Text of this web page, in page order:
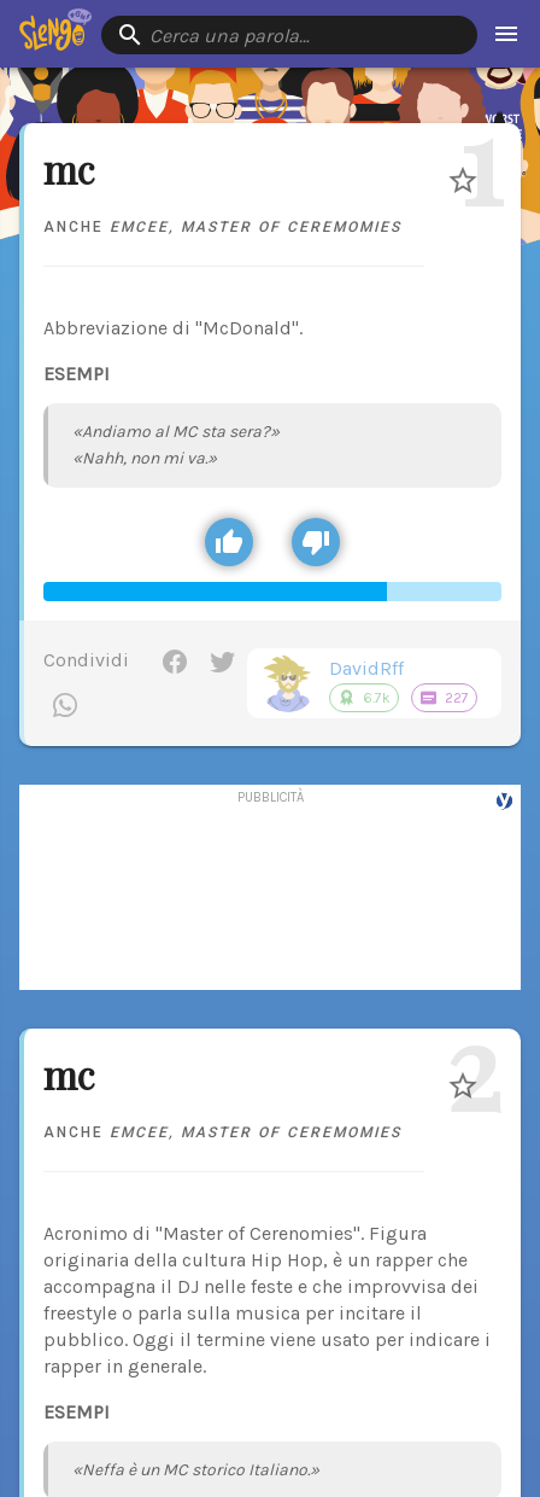
Cerca una parola…
mc
ANCHE EMCEE, MASTER OF CEREMOMIES 1
Abbreviazione di "McDonald".
ESEMPI
«Andiamo al MC sta sera?»
«Nahh, non mi va.»
Condividi DavidRff
6.7k 227
mc
ANCHE EMCEE, MASTER OF CEREMOMIES 2
Acronimo di "Master of Cerenomies". Figura
originaria della cultura Hip Hop, è un rapper che
accompagna il DJ nelle feste e che improvvisa dei
freestyle o parla sulla musica per incitare il
pubblico. Oggi il termine viene usato per indicare i
rapper in generale.
ESEMPI
«Neffa è un MC storico Italiano.»